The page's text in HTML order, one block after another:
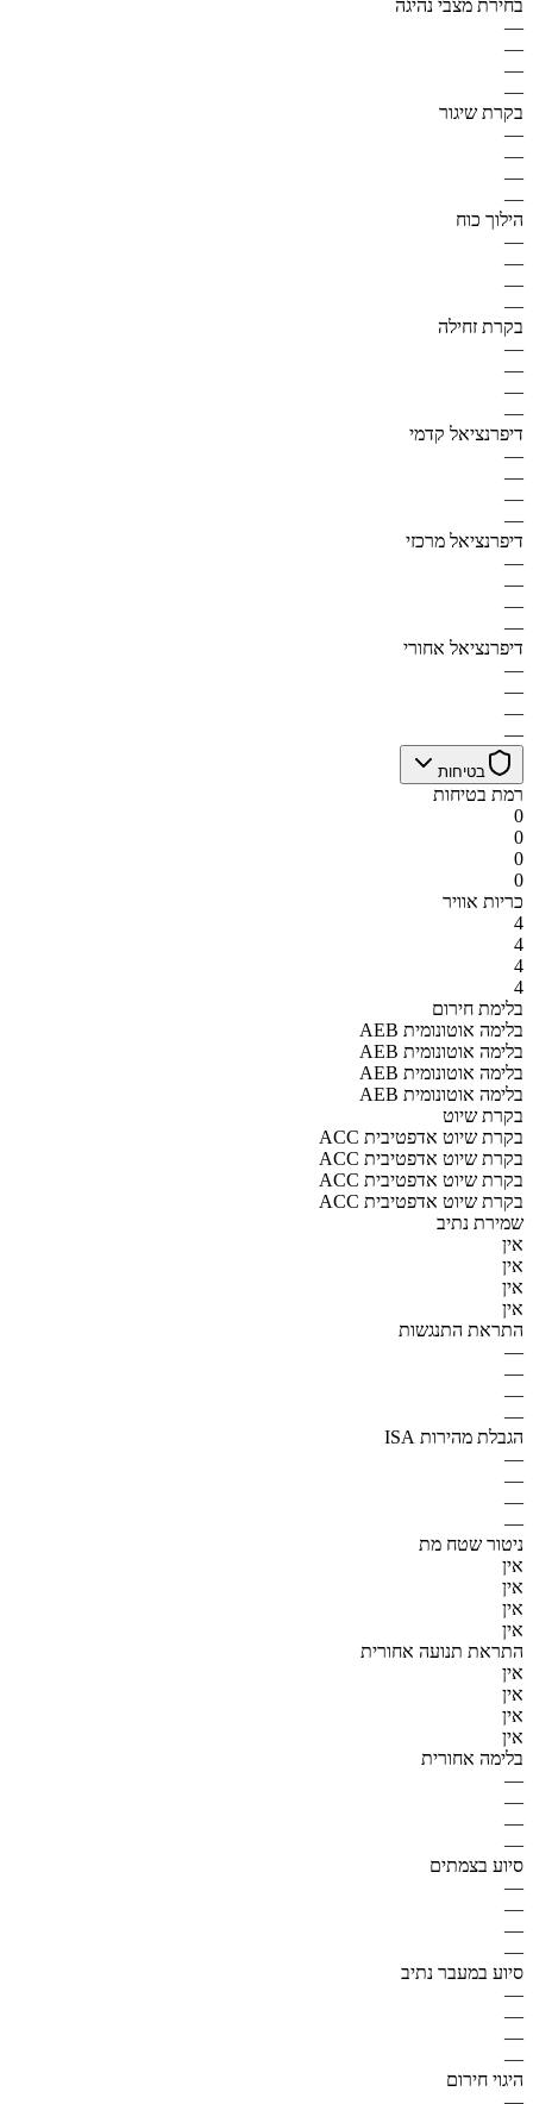
בחירת מצבי נהיגה
—
—
—
—
בקרת שיגור
—
—
—
—
הילוך כוח
—
—
—
—
בקרת זחילה
—
—
—
—
דיפרנציאל קדמי
—
—
—
—
דיפרנציאל מרכזי
—
—
—
—
דיפרנציאל אחורי
—
—
—
—
בטיחות
רמת בטיחות
0
0
0
0
כריות אוויר
4
4
4
4
בלימת חירום
AEB בלימה אוטונומית
AEB בלימה אוטונומית
AEB בלימה אוטונומית
AEB בלימה אוטונומית
בקרת שיוט
ACC בקרת שיוט אדפטיבית
ACC בקרת שיוט אדפטיבית
ACC בקרת שיוט אדפטיבית
ACC בקרת שיוט אדפטיבית
שמירת נתיב
אין
אין
אין
אין
התראת התנגשות
—
—
—
—
הגבלת מהירות ISA
—
—
—
—
ניטור שטח מת
אין
אין
אין
אין
התראת תנועה אחורית
אין
אין
אין
אין
בלימה אחורית
—
—
—
—
סיוע בצמתים
—
—
—
—
סיוע במעבר נתיב
—
—
—
—
היגוי חירום